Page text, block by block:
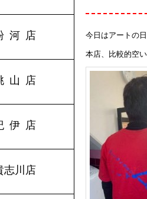
今日はアートの
本店、比較的空
河店
山店
伊店
志川店